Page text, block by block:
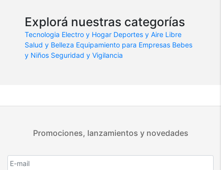
Explorá nuestras categorías
Tecnologia Electro y Hogar Deportes y Aire Libre
Salud y Belleza Equipamiento para Empresas Bebes
y Niños Seguridad y Vigilancia
Promociones, lanzamientos y novedades